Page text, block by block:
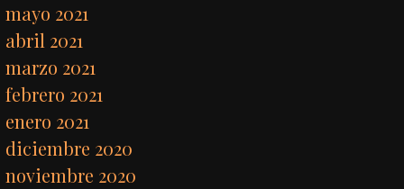
mayo 2021
abril 2021
marzo 2021
febrero 2021
enero 2021
diciembre 2020
noviembre 2020